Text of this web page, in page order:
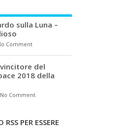
sulla Luna –
Comment
del
2018 della
No Comment
PER ESSERE